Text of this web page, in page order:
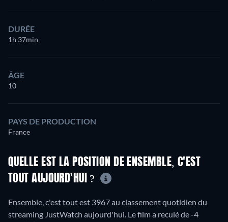
DURÉE
1h 37min
ÂGE
10
PAYS DE PRODUCTION
France
QUELLE EST LA POSITION DE ENSEMBLE, C'EST
TOUT AUJOURD'HUI ?
Ensemble, c'est tout est 3967 au classement quotidien du
streaming JustWatch aujourd'hui. Le film a reculé de -4